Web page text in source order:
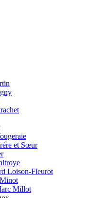
et Sœur
Loison-Fleurot
Millot